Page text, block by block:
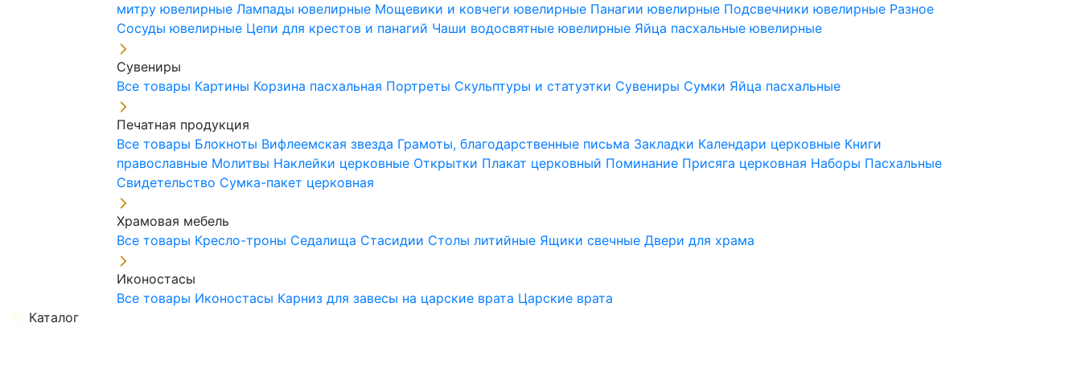
митру ювелирныеЛампады ювелирные Мощевики и ковчеги ювелирные Панагии ювелирные Подсвечники ювелирные Разное
Сосуды ювелирные Цепи для крестов и панагий Чаши водосвятные ювелирные Яйца пасхальные ювелирные
Сувениры
Все товары Картины Корзина пасхальная Портреты Скульптуры и статуэтки Сувениры Сумки Яйца пасхальные
Печатная продукция
Все товары Блокноты Вифлеемская звезда Грамоты, благодарственные письма Закладки Календари церковные Книги
православные Молитвы Наклейки церковные Открытки Плакат церковный Поминание Присяга церковная Наборы Пасхальные
Свидетельство Сумка-пакет церковная
Храмовая мебель
Все товары Кресло-троны Седалища Стасидии Столы литийные Ящики свечныеДвери для храма
Иконостасы
Все товары Иконостасы Карниз для завесы на царские врата Царские врата
Каталог